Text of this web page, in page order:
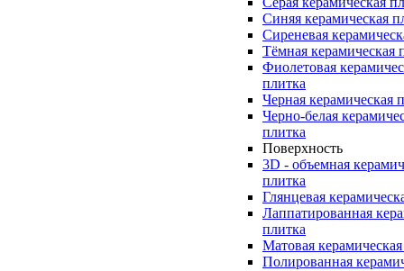
Синяя керамическая
Сиреневая
Тёмная керамическая
Фиолетовая
плитка
Черная керамическая
Черно-белая
плитка
Поверхность
3D - объемная
плитка
Глянцевая
Лаппатированная
плитка
Матовая
Полированная